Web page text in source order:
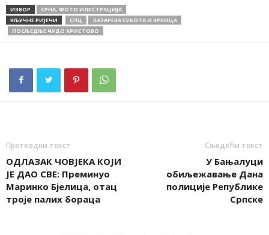
ИЗВОР
СРНА, ФОТО ИЛУСТРАЦИЈА
КЉУЧНЕ РИЈЕЧИ
СПЦ
ЛАЗАРЕВА СУБОТА И ВРБИЦА
ПОСЉЕДЊЕ ЧУДО ХРИСТОВО
Претходни текст
ОДЛАЗАК ЧОВЈЕКА КОЈИ
ЈЕ ДАО СВЕ: Преминуо
Маринко Бјелица, отац
троје палих бораца
Сљедећи текст
У Бањалуци
обиљежавање Дана
полиције Републике
Српске